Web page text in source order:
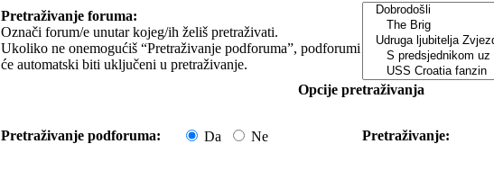
Pretraživanje foruma:
Označi forum/e unutar kojeg/ih želiš pretraživati.
Ukoliko ne onemogućiš “Pretraživanje podforuma”, podforumi
će automatski biti uključeni u pretraživanje.
Opcije pretraživanja
Pretraživanje podforuma: Da Ne Pretraživanje: